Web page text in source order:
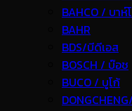
BAHCO / บาห์
BAHR
BDS/บีดีเอส
BOSCH / บ๊อช
BUCO / บูโก้